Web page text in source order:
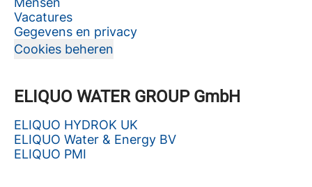
Vacatures
Gegevens en privacy
Cookies beheren
ELIQUO WATER GROUP GmbH
ELIQUO HYDROK UK
ELIQUO Water & Energy BV
ELIQUO PMI